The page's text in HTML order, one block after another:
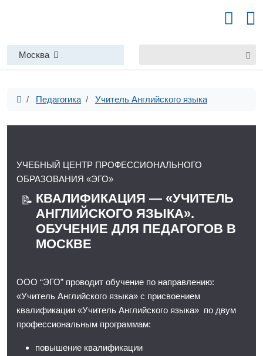
Москва
Педагогика Учитель Английского языка
УЧЕБНЫЙ ЦЕНТР ПРОФЕССИОНАЛЬНОГО
ОБРАЗОВАНИЯ «ЭГО»
📝 КВАЛИФИКАЦИЯ — «УЧИТЕЛЬ
АНГЛИЙСКОГО ЯЗЫКА».
ОБУЧЕНИЕ ДЛЯ ПЕДАГОГОВ В
МОСКВЕ
ООО “ЭГО” проводит обучение по направлению:
«Учитель Английского языка» с присвоением
квалификации «Учитель Английского языка» по двум
профессиональным программам:
повышение квалификации